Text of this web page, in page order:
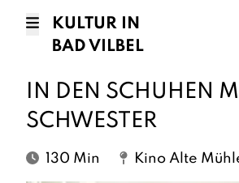
KULTUR IN
BAD VILBEL
IN DEN SCHUHEN
SCHWESTER
130 Min Kino Alte